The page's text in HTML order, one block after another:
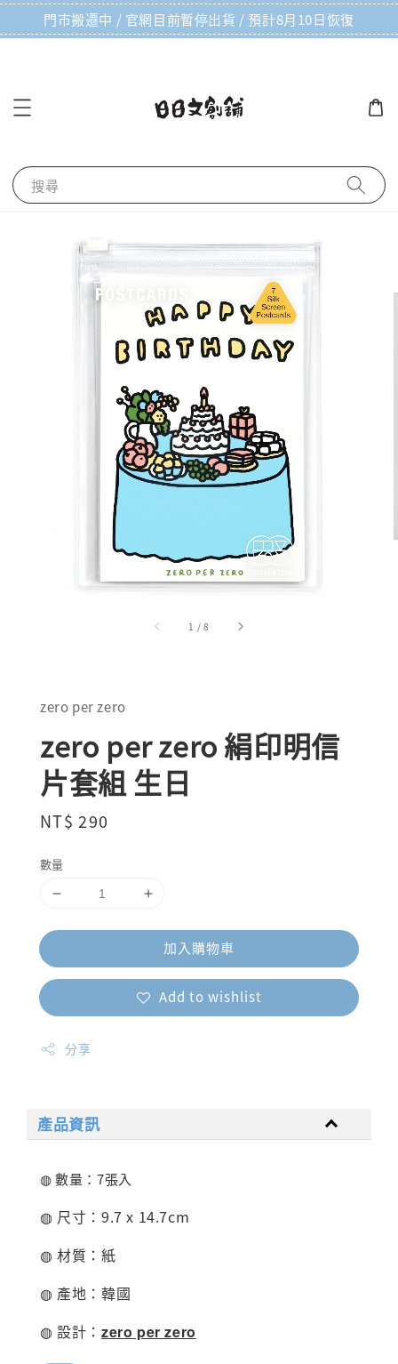
門市搬遷中 / 官網目前暫停出貨 / 預計8月10日恢復
搜尋
1 /8
zero per zero
zero per zero 絹印明信
片套組 生日
Regular
NT$ 290
數量
加入購物車
Add to wishlist
分享
產品資訊
◍ 數量：7張入
◍ 尺寸：9.7 x 14.7cm
◍ 材質：紙
◍ 產地：韓國
◍ 設計： zero per zero